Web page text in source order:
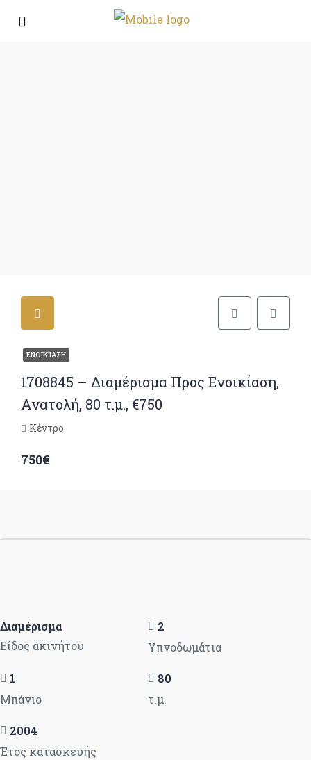
ΕΝΟΙΚΊΑΣΗ
1708845 – Διαμέρισμα Προς Ενοικίαση,
Ανατολή, 80 τ.μ., €750
Κέντρο
750€
Διαμέρισμα
Είδος ακινήτου
2
Υπνοδωμάτια
1
Μπάνιο
80
τ.μ.
2004
Έτος κατασκευής